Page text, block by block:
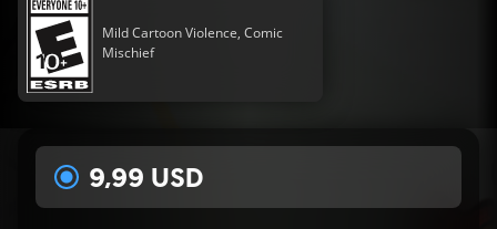
Mild Cartoon Violence, Comic
Mischief
9,99 USD